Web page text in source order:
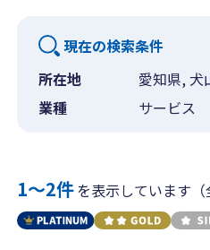
現在の検索条件
所在地
愛知県, 犬
業種
サービス
1〜2件を表示しています（